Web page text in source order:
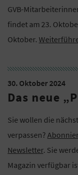
GVB-
findet am 23.
Oktober.
30. Oktober 2024
Das neue
Sie wollen die
verpassen?
Newsletter. Sie
Magazin verfügbar